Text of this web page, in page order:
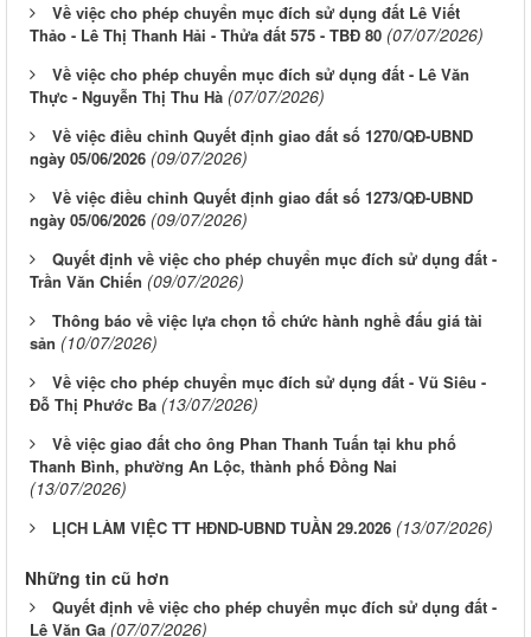
Về việc cho phép chuyển mục đích sử dụng đất Lê Viết
Thảo - Lê Thị Thanh Hải - Thửa đất 575 - TBĐ 80 (07/07/2026)
Về việc cho phép chuyển mục đích sử dụng đất - Lê Văn
Thực - Nguyễn Thị Thu Hà (07/07/2026)
Về việc điều chỉnh Quyết định giao đất số 1270/QĐ-UBND
ngày 05/06/2026 (09/07/2026)
Về việc điều chỉnh Quyết định giao đất số 1273/QĐ-UBND
ngày 05/06/2026 (09/07/2026)
Quyết định về việc cho phép chuyển mục đích sử dụng đất -
Trần Văn Chiến (09/07/2026)
Thông báo về việc lựa chọn tổ chức hành nghề đấu giá tài
sản (10/07/2026)
Về việc cho phép chuyển mục đích sử dụng đất - Vũ Siêu -
Đỗ Thị Phước Ba (13/07/2026)
Về việc giao đất cho ông Phan Thanh Tuấn tại khu phố
Thanh Bình, phường An Lộc, thành phố Đồng Nai
(13/07/2026)
LỊCH LÀM VIỆC TT HĐND-UBND TUẦN 29.2026 (13/07/2026)
Những tin cũ hơn
Quyết định về việc cho phép chuyển mục đích sử dụng đất -
Lê Văn Ga (07/07/2026)